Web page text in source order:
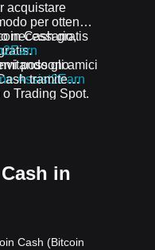
acquistare
per ottenere
necessario,
Cash gratis
gli amici
Assist2Earn
possono
tramite
Trading Spot.
in
Cash (Bitcoin